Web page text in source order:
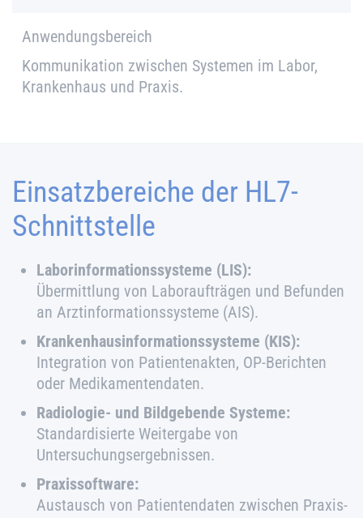
Anwendungsbereich
Kommunikation zwischen Systemen im Labor,
Krankenhaus und Praxis.
Einsatzbereiche der HL7-
Schnittstelle
Laborinformationssysteme (LIS):
Übermittlung von Laboraufträgen und Befunden
an Arztinformationssysteme (AIS).
Krankenhausinformationssysteme (KIS):
Integration von Patientenakten, OP-Berichten
oder Medikamentendaten.
Radiologie- und Bildgebende Systeme:
Standardisierte Weitergabe von
Untersuchungsergebnissen.
Praxissoftware:
Austausch von Patientendaten zwischen Praxis-